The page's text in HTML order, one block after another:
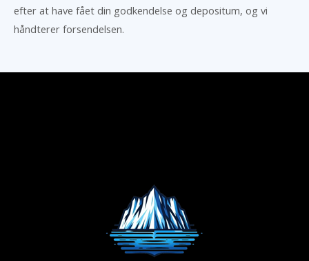
efter at have fået din godkendelse og depositum, og vi
håndterer forsendelsen.